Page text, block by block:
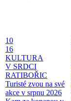
10
16
KULTURA
V SRDCI
RATIBOŘIC
Turisté zvou na své
akce v srpnu 2026